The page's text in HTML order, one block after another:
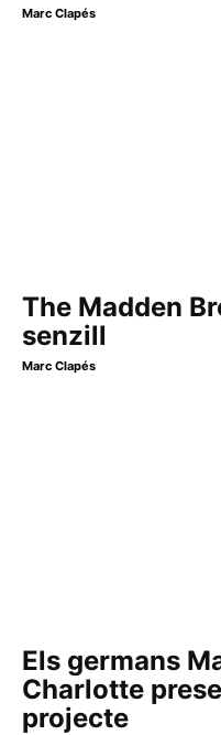
Marc Clapés
The Madden
senzill
Marc Clapés
Els germans
Charlotte
projecte